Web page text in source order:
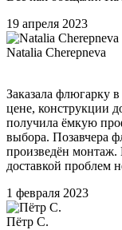
19 апреля 2023
Natalia Cherepneva
Заказала флюгарку
цене, конструкции
получила ёмкую
выбора. Позавчера
произведён
доставкой проблем
1 февраля 2023
Пётр С.